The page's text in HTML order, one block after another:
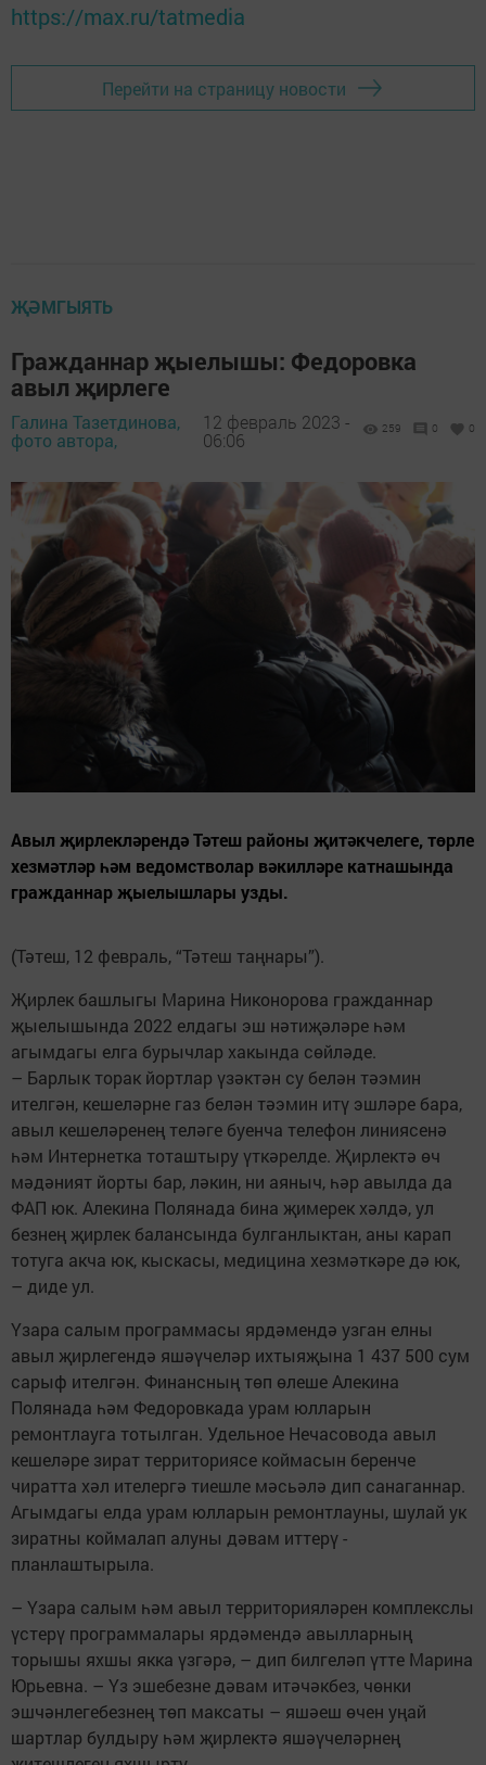
https://max.ru/tatmedia
Перейти на страницу новости
ҖӘМГЫЯТЬ
Гражданнар җыелышы: Федоровка
авыл җирлеге
Галина Тазетдинова,
фото автора,
12 февраль 2023 -
06:06
259 0 0
Авыл җирлекләрендә Тәтеш районы җитәкчелеге, төрле
хезмәтләр һәм ведомстволар вәкилләре катнашында
гражданнар җыелышлары узды.
(Тәтеш, 12 февраль, “Тәтеш таңнары”).
Җирлек башлыгы Марина Никонорова гражданнар
җыелышында 2022 елдагы эш нәтиҗәләре һәм
агымдагы елга бурычлар хакында сөйләде.
– Барлык торак йортлар үзәктән су белән тәэмин
ителгән, кешеләрне газ белән тәэмин итү эшләре бара,
авыл кешеләренең теләге буенча телефон линиясенә
һәм Интернетка тоташтыру үткәрелде. Җирлектә өч
мәдәният йорты бар, ләкин, ни аяныч, һәр авылда да
ФАП юк. Алекина Полянада бина җимерек хәлдә, ул
безнең җирлек балансында булганлыктан, аны карап
тотуга акча юк, кыскасы, медицина хезмәткәре дә юк,
– диде ул.
Үзара салым программасы ярдәмендә узган елны
авыл җирлегендә яшәүчеләр ихтыяҗына 1 437 500 сум
сарыф ителгән. Финансның төп өлеше Алекина
Полянада һәм Федоровкада урам юлларын
ремонтлауга тотылган. Удельное Нечасовода авыл
кешеләре зират территориясе коймасын беренче
чиратта хәл ителергә тиешле мәсьәлә дип санаганнар.
Агымдагы елда урам юлларын ремонтлауны, шулай ук
зиратны коймалап алуны дәвам иттерү ­
планлаштырыла.
– Үзара салым һәм авыл территорияләрен комплекс­лы
үстерү программалары ярдәмендә авылларның
торышы яхшы якка үзгәрә, – дип билгеләп үтте Марина
Юрьевна. – Үз эшебезне дәвам итәчәкбез, чөнки
эшчәнлегебезнең төп максаты – яшәеш өчен уңай
шартлар булдыру һәм җирлектә яшәүчеләрнең